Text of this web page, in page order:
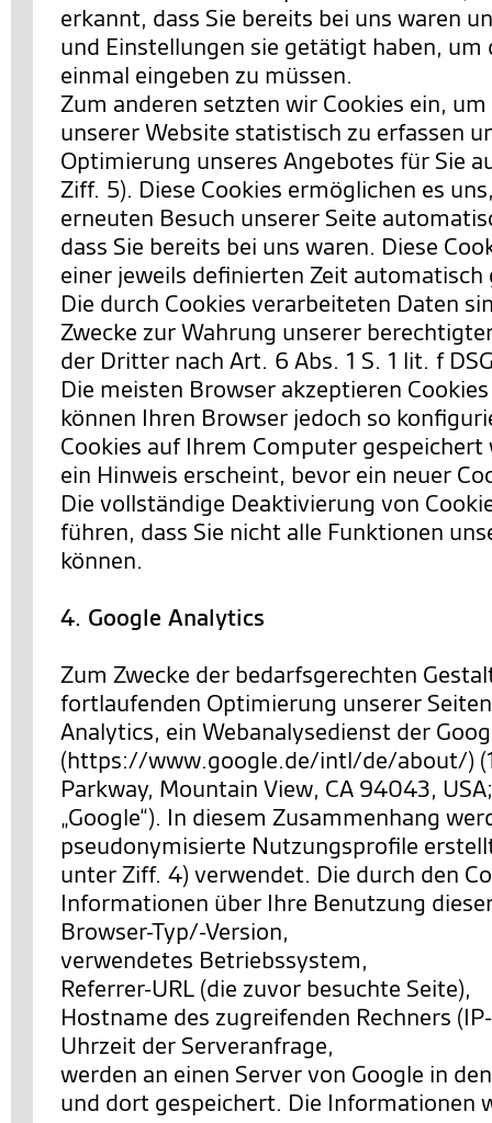
erkannt, dass Sie bereits bei uns waren
und Einstellungen sie getätigt haben, um
einmal eingeben zu müssen.
Zum anderen setzten wir Cookies ein,
unserer Website statistisch zu erfassen
Optimierung unseres Angebotes für Sie
Ziff. 5). Diese Cookies ermöglichen es
erneuten Besuch unserer Seite
dass Sie bereits bei uns waren. Diese
einer jeweils definierten Zeit automatisch
Die durch Cookies verarbeiteten Daten
Zwecke zur Wahrung unserer
der Dritter nach Art. 6 Abs. 1 S. 1 lit. f
Die meisten Browser akzeptieren
können Ihren Browser jedoch so
Cookies auf Ihrem Computer
ein Hinweis erscheint, bevor ein neuer
Die vollständige Deaktivierung von
führen, dass Sie nicht alle Funktionen
können.
4. Google Analytics
Zum Zwecke der bedarfsgerechten
fortlaufenden Optimierung unserer
Analytics, ein Webanalysedienst der
(https://www.google.de/intl/de/about/)
Parkway, Mountain View, CA 94043,
„Google“). In diesem Zusammenhang
pseudonymisierte Nutzungsprofile
unter Ziff. 4) verwendet. Die durch den
Informationen über Ihre Benutzung
Browser-Typ/-Version,
verwendetes Betriebssystem,
Referrer-URL (die zuvor besuchte Seite),
Hostname des zugreifenden Rechners
Uhrzeit der Serveranfrage,
werden an einen Server von Google in
und dort gespeichert. Die Informationen